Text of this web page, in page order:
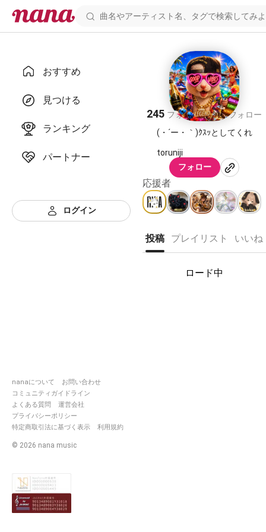
おすすめ
見つける
ランキング
パートナー
ログイン
nanaについて
お問い合わせ
コミュニティガイドライン
よくある質問
運営会社
プライバシーポリシー
特定商取引法に基づく表示
利用規約
© 2026 nana music
からふる𝕏🌈
245 フォロワー241 フォロー
(・´ー・｀)ｸｽｯとしてくれ
toruniji
フォロー
応援者
投稿 プレイリスト いいね
ロード中